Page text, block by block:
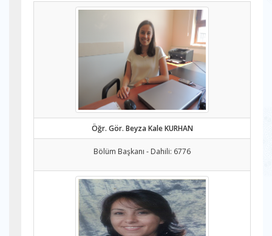
Öğr. Gör. Beyza Kale KURHAN
Bölüm Başkanı - Dahili: 6776